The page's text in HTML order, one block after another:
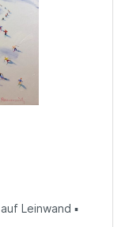
Leinwand ▪